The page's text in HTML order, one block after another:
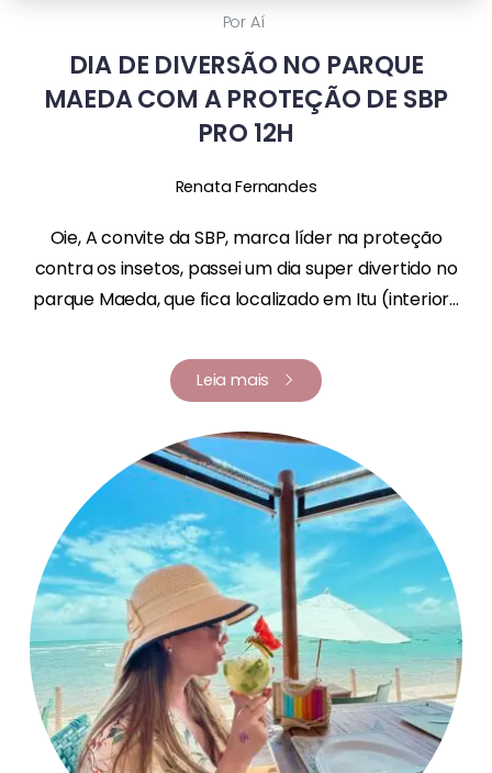
Por Aí
DIA DE DIVERSÃO NO PARQUE
MAEDA COM A PROTEÇÃO DE SBP
PRO 12H
Renata Fernandes
Oie, A convite da SBP, marca líder na proteção
contra os insetos, passei um dia super divertido no
parque Maeda, que fica localizado em Itu (interior...
Leia mais
Renata Fernandes